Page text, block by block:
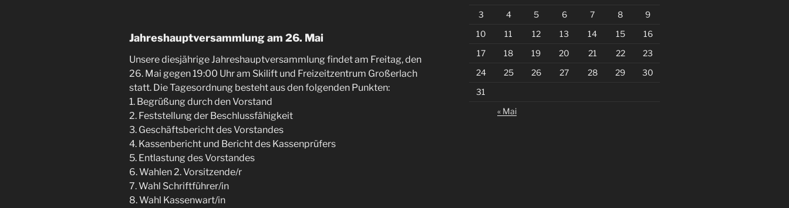
Jahreshauptversammlung am 26. Mai
Unsere diesjährige Jahreshauptversammlung findet am Freitag, den
26. Mai gegen 19:00 Uhr am Skilift und Freizeitzentrum Großerlach
statt. Die Tagesordnung besteht aus den folgenden Punkten:
1. Begrüßung durch den Vorstand
2. Feststellung der Beschlussfähigkeit
3. Geschäftsbericht des Vorstandes
4. Kassenbericht und Bericht des Kassenprüfers
5. Entlastung des Vorstandes
6. Wahlen 2. Vorsitzende/r
7. Wahl Schriftführer/in
8. Wahl Kassenwart/in
3
4 5 6 7 8
9
10
11 12 13 14 15
16
17
18 19 20 21 22
23
24
25 26 27 28 29
30
31
« Mai